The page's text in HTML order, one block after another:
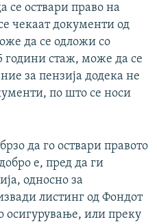
се оствари право на
чекаат документи од
да се одложи со
стаж, може да се
за пензија додека не
по што се носи
да го оствари правото
е, пред да ги
односно за
листинг од Фондот
осигурување, или преку